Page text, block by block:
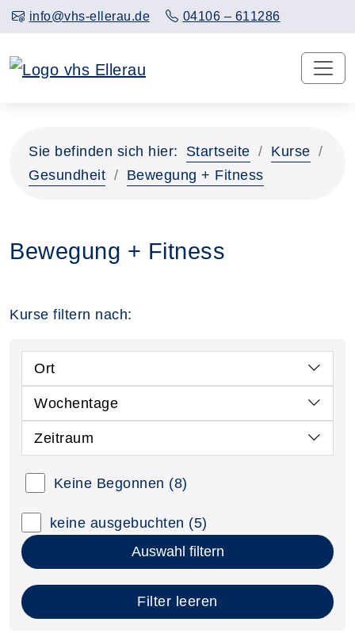
info@vhs-ellerau.de 04106 – 611286
Sie befinden sich hier: Startseite
Kurse
Gesundheit
Bewegung + Fitness
Bewegung + Fitness
Kurse filtern nach:
Ort
Wochentage
Zeitraum
Keine Begonnen (8)
keine ausgebuchten (5)
Auswahl filtern
Filter leeren